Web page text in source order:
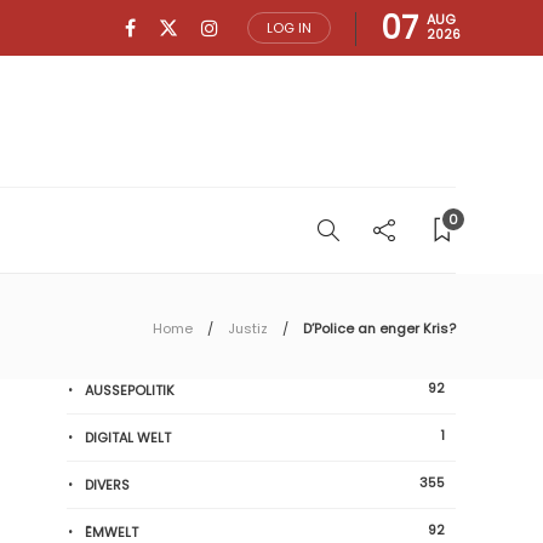
LOG IN 07 AUG
2026
0
Home Justiz D’Police an enger Kris?
AUSSEPOLITIK 92
DIGITAL WELT 1
DIVERS 355
ËMWELT 92